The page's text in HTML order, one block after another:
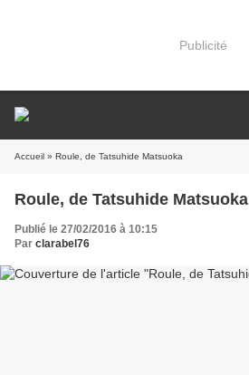
Publicité
Accueil » Roule, de Tatsuhide Matsuoka
Roule, de Tatsuhide Matsuoka
Publié le 27/02/2016 à 10:15
Par clarabel76